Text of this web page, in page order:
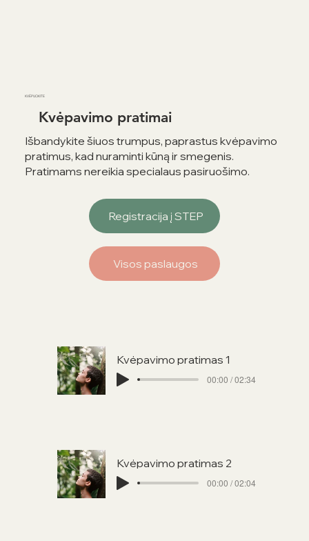
KVĖPUOKITE
Kvėpavimo pratimai
Išbandykite šiuos trumpus, paprastus kvėpavimo
pratimus, kad nuraminti kūną ir smegenis.
Pratimams nereikia specialaus pasiruošimo.
Visos paslaugos
Registracija į STEP
Kvėpavimo pratimas 2
00:00 / 02:04
Kvėpavimo pratimas 1
00:00 / 02:34